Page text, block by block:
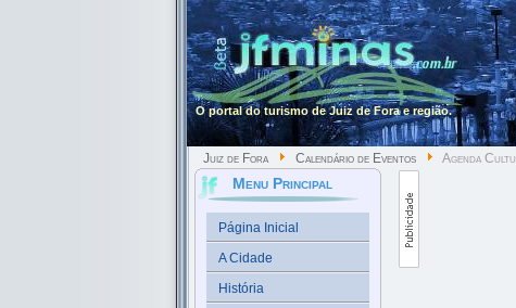
O portal do turismo de Juiz de Fora e região.
Juiz de Fora Calendário de Eventos Agenda
Menu Principal
Página Inicial
A Cidade
História